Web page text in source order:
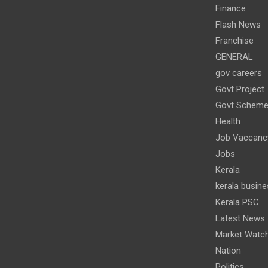
Finance
Flash News
Franchise
GENERAL
gov careers
Govt Project
Govt
Health
Job
Jobs
Kerala
kerala
Kerala PSC
Latest News
Market
Nation